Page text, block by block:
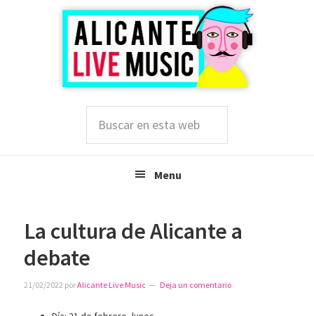
esta
Menu
La cultura de Alicante a
debate
21/02/2022 porAlicante Live Music Deja un comentario